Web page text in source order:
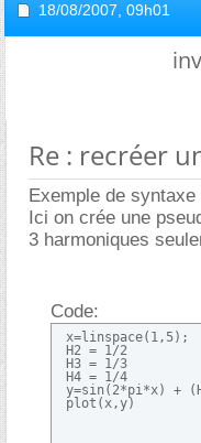
18/08/2007, 09h01
Re : recréer
Exemple de syntaxe
Ici on crée une
3 harmoniques
Code:
x=linspace(1,5);
H2 = 1/2
H3 = 1/3
H4 = 1/4
y=sin(2*pi*x) +
plot(x,y)